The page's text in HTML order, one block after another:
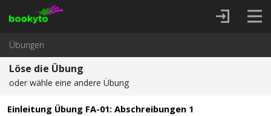
Übungen
Löse die Übung
oder wähle eine andere Übung
Einleitung Übung FA-01: Abschreibungen 1